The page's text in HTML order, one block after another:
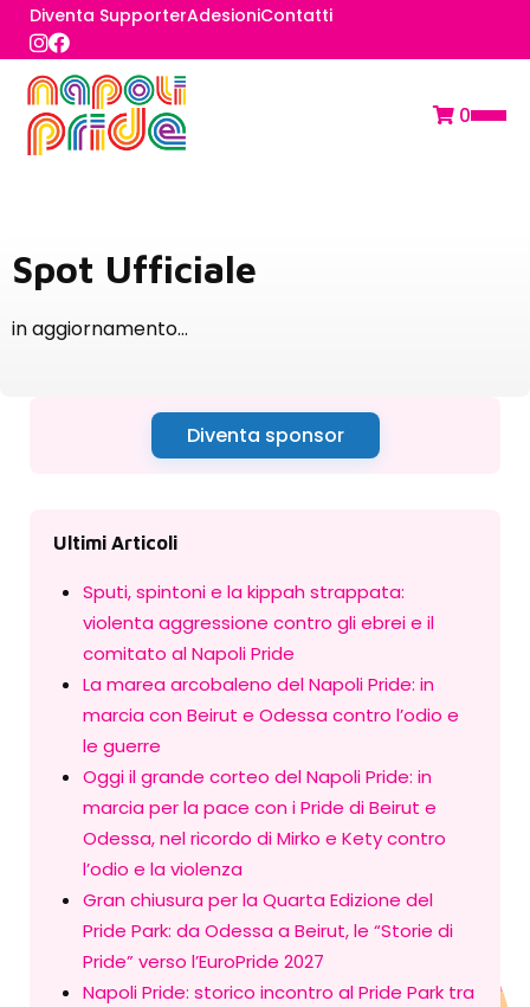
Diventa SupporterAdesioniContatti
0
Spot Ufficiale
in aggiornamento…
Diventa sponsor
Ultimi Articoli
Sputi, spintoni e la kippah strappata:
violenta aggressione contro gli ebrei e il
comitato al Napoli Pride
La marea arcobaleno del Napoli Pride: in
marcia con Beirut e Odessa contro l’odio e
le guerre
Oggi il grande corteo del Napoli Pride: in
marcia per la pace con i Pride di Beirut e
Odessa, nel ricordo di Mirko e Kety contro
l’odio e la violenza
Gran chiusura per la Quarta Edizione del
Pride Park: da Odessa a Beirut, le “Storie di
Pride” verso l’EuroPride 2027
Napoli Pride: storico incontro al Pride Park tra